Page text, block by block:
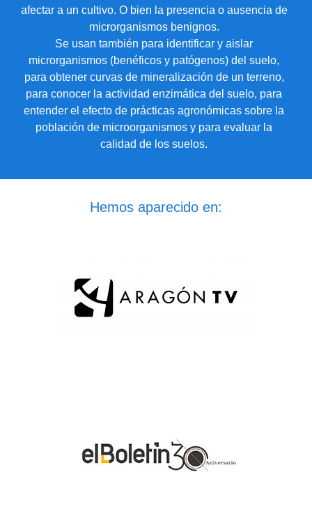
afectar a un cultivo. O bien la presencia o ausencia de
microrganismos benignos.
Se usan también para identificar y aislar
microrganismos (benéficos y patógenos) del suelo,
para obtener curvas de mineralización de un terreno,
para conocer la actividad enzimática del suelo, para
entender el efecto de prácticas agronómicas sobre la
población de microorganismos y para evaluar la
calidad de los suelos.
Hemos aparecido en: